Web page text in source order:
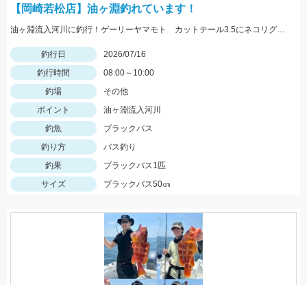
【岡崎若松店】油ヶ淵釣れています！
油ヶ淵流入河川に釣行！ゲーリーヤマモト カットテール3.5にネコリグ0.3ｇでヒット！カットテールは初心者オススメですよ！！
釣行日
2026/07/16
釣行時間
08:00～10:00
釣場
その他
ポイント
油ヶ淵流入河川
釣魚
ブラックバス
釣り方
バス釣り
釣果
ブラックバス1匹
サイズ
ブラックバス50㎝